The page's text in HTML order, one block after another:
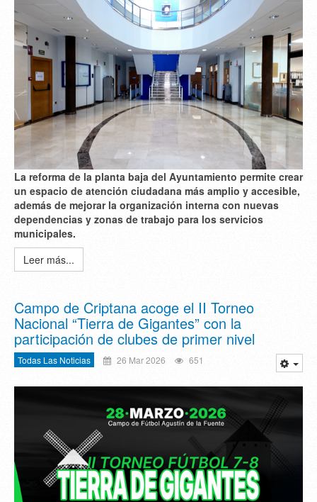
La reforma de la planta baja del Ayuntamiento permite crear
un espacio de atención ciudadana más amplio y accesible,
además de mejorar la organización interna con nuevas
dependencias y zonas de trabajo para los servicios
municipales.
Leer más...
Campo de Criptana acoge el II Torneo
Nacional “Tierra de Gigantes” con la
participación de clubes de primer nivel
Todas Las Noticias 26 Mar 2026 651